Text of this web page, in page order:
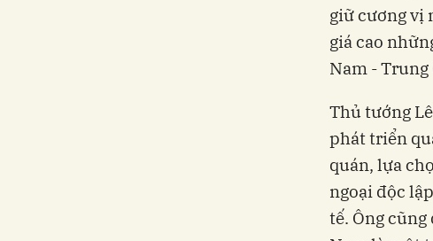
giữ cương vị
giá cao
Nam -
Thủ tướng
phát triển
quán, lựa
ngoại độc
tế. Ông